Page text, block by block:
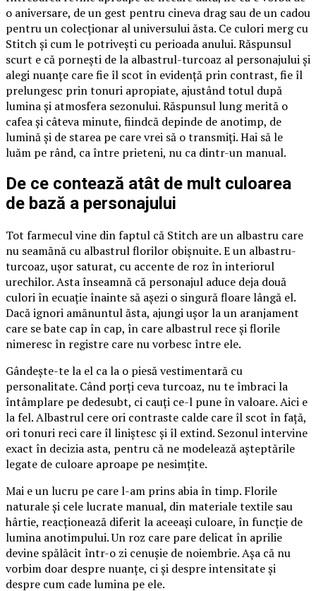
o aniversare, de un gest pentru cineva drag sau de un cadou
pentru un colecționar al universului ăsta. Ce culori merg cu
Stitch și cum le potrivești cu perioada anului. Răspunsul
scurt e că pornești de la albastrul-turcoaz al personajului și
alegi nuanțe care fie îl scot în evidență prin contrast, fie îl
prelungesc prin tonuri apropiate, ajustând totul după
lumina și atmosfera sezonului. Răspunsul lung merită o
cafea și câteva minute, fiindcă depinde de anotimp, de
lumină și de starea pe care vrei să o transmiți. Hai să le
luăm pe rând, ca între prieteni, nu ca dintr-un manual.
De ce contează atât de mult culoarea
de bază a personajului
Tot farmecul vine din faptul că Stitch are un albastru care
nu seamănă cu albastrul florilor obișnuite. E un albastru-
turcoaz, ușor saturat, cu accente de roz în interiorul
urechilor. Asta înseamnă că personajul aduce deja două
culori în ecuație înainte să așezi o singură floare lângă el.
Dacă ignori amănuntul ăsta, ajungi ușor la un aranjament
care se bate cap în cap, în care albastrul rece și florile
nimeresc în registre care nu vorbesc între ele.
Gândește-te la el ca la o piesă vestimentară cu
personalitate. Când porți ceva turcoaz, nu te îmbraci la
întâmplare pe dedesubt, ci cauți ce-l pune în valoare. Aici e
la fel. Albastrul cere ori contraste calde care îl scot în față,
ori tonuri reci care îl liniștesc și îl extind. Sezonul intervine
exact în decizia asta, pentru că ne modelează așteptările
legate de culoare aproape pe nesimțite.
Mai e un lucru pe care l-am prins abia în timp. Florile
naturale și cele lucrate manual, din materiale textile sau
hârtie, reacționează diferit la aceeași culoare, în funcție de
lumina anotimpului. Un roz care pare delicat în aprilie
devine spălăcit într-o zi cenușie de noiembrie. Așa că nu
vorbim doar despre nuanțe, ci și despre intensitate și
despre cum cade lumina pe ele.